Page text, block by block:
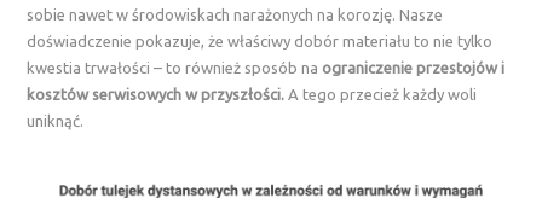
sobie nawet w środowiskach narażonych na korozję. Nasze
doświadczenie pokazuje, że właściwy dobór materiału to nie tylko
kwestia trwałości – to również sposób na ograniczenie przestojów i
kosztów serwisowych w przyszłości. A tego przecież każdy woli
uniknąć.